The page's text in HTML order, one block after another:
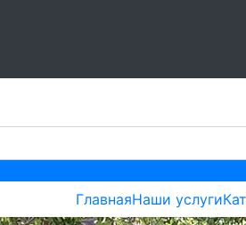
ГлавнаяНаши услуги